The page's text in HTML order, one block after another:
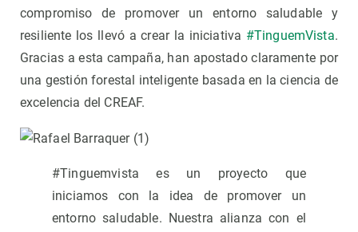
compromiso de promover un entorno saludable y
resiliente los llevó a crear la iniciativa #TinguemVista.
Gracias a esta campaña, han apostado claramente por
una gestión forestal inteligente basada en la ciencia de
excelencia del CREAF.
#Tinguemvista es un proyecto que
iniciamos con la idea de promover un
entorno saludable. Nuestra alianza con el